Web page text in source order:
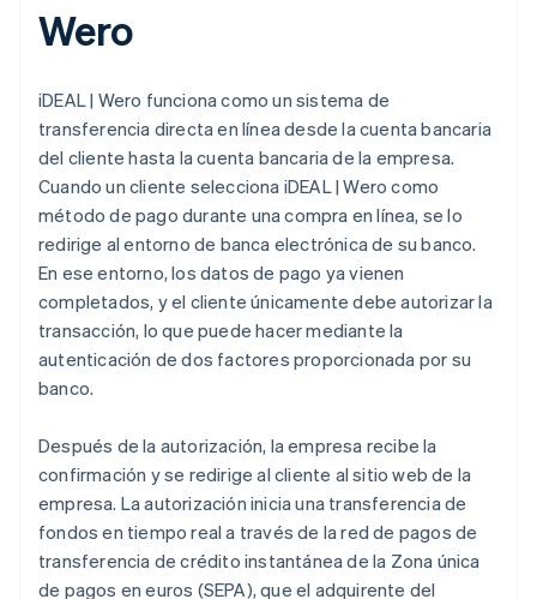
Wero
iDEAL | Wero funciona como un sistema de
transferencia directa en línea desde la cuenta bancaria
del cliente hasta la cuenta bancaria de la empresa.
Cuando un cliente selecciona iDEAL | Wero como
método de pago durante una compra en línea, se lo
redirige al entorno de banca electrónica de su banco.
En ese entorno, los datos de pago ya vienen
completados, y el cliente únicamente debe autorizar la
transacción, lo que puede hacer mediante la
autenticación de dos factores proporcionada por su
banco.
Después de la autorización, la empresa recibe la
confirmación y se redirige al cliente al sitio web de la
empresa. La autorización inicia una transferencia de
fondos en tiempo real a través de la red de pagos de
transferencia de crédito instantánea de la Zona única
de pagos en euros (SEPA), que el adquirente del